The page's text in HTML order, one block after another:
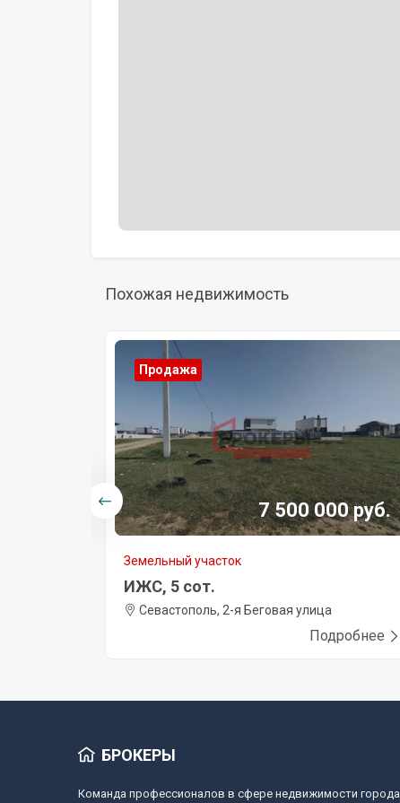
Похожая недвижимость
Продажа
7 500 000 руб.
Земельный участок
ИЖС, 5 сот.
Севастополь, 2-я Беговая улица
Подробнее
БРОКЕРЫ
Команда профессионалов в сфере недвижимости города